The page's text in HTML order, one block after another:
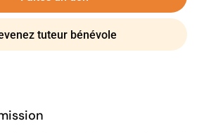
tuteur bénévole